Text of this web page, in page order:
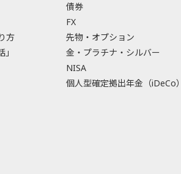
方
債券
FX
先物・オプション
金・プラチナ・シルバー
NISA
個人型確定拠出年金（iDeCo）